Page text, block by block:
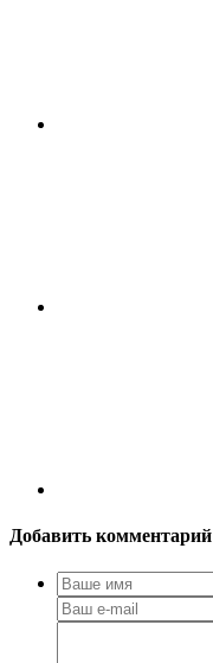
Добавить комментарий